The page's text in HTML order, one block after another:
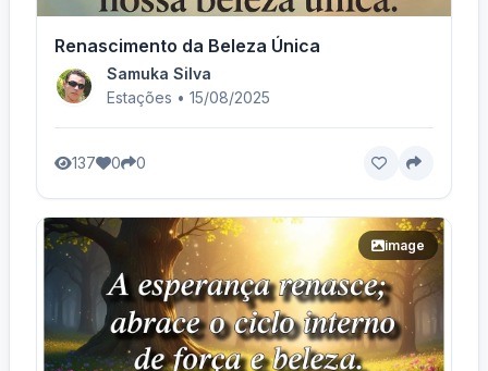
Renascimento da Beleza Única
Samuka Silva
Estações • 15/08/2025
137 0 0
image